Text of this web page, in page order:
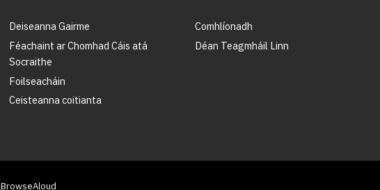
Deiseanna Gairme
Féachaint ar Chomhad Cáis atá
Socraithe
Foilseacháin
Ceisteanna coitianta
Comhlíonadh
Déan Teagmháil Linn
BrowseAloud